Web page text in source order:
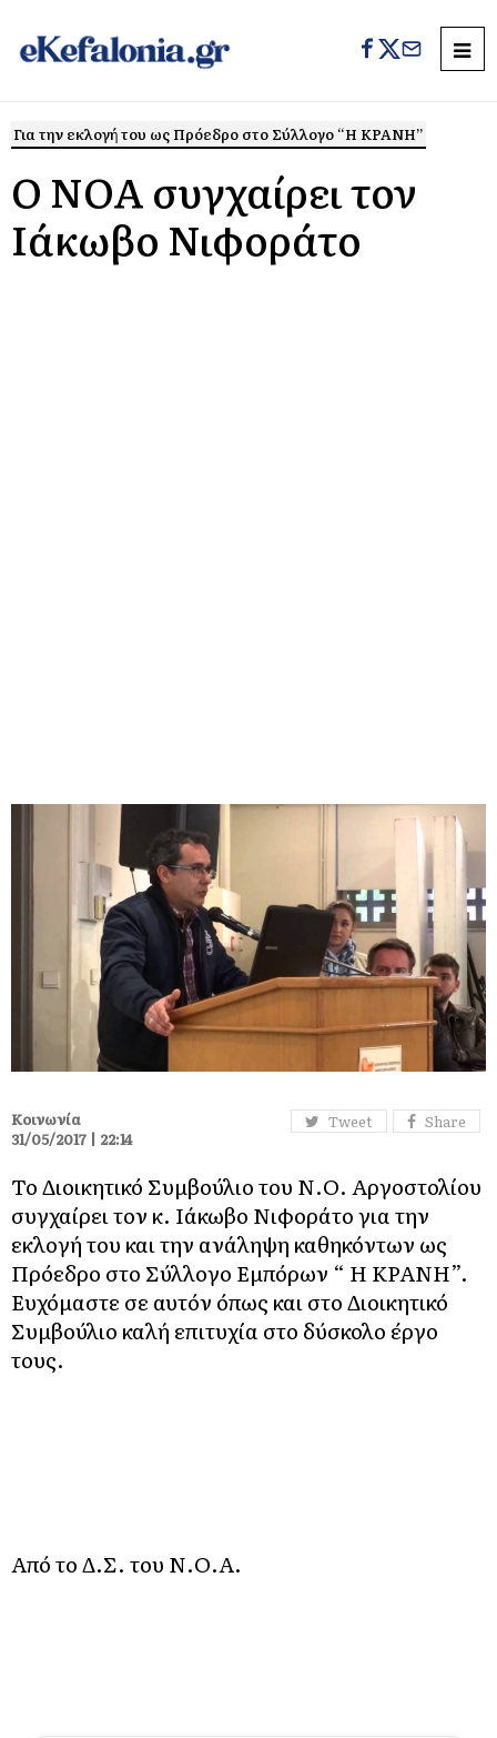
Για την εκλογή του ως Πρόεδρο στο Σύλλογο “Η ΚΡΑΝΗ”
Ο ΝΟΑ συγχαίρει τον
Ιάκωβο Νιφοράτο
Tweet Share
Κοινωνία
31/05/2017 | 22:14
Το Διοικητικό Συμβούλιο του Ν.Ο. Αργοστολίου
συγχαίρει τον κ. Ιάκωβο Νιφοράτο για την
εκλογή του και την ανάληψη καθηκόντων ως
Πρόεδρο στο Σύλλογο Εμπόρων “ Η ΚΡΑΝΗ”.
Ευχόμαστε σε αυτόν όπως και στο Διοικητικό
Συμβούλιο καλή επιτυχία στο δύσκολο έργο
τους.
Από το Δ.Σ. του Ν.Ο.Α.